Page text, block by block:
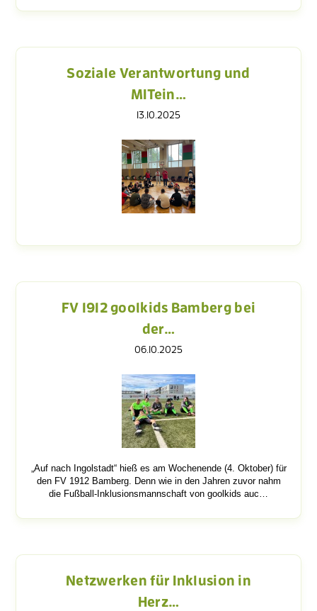
Soziale Verantwortung und
MITein…
13.10.2025
FV 1912 goolkids Bamberg bei
der…
06.10.2025
„Auf nach Ingolstadt“ hieß es am Wochenende (4. Oktober) für
den FV 1912 Bamberg. Denn wie in den Jahren zuvor nahm
die Fußball-Inklusionsmannschaft von goolkids auc…
Netzwerken für Inklusion in
Herz…